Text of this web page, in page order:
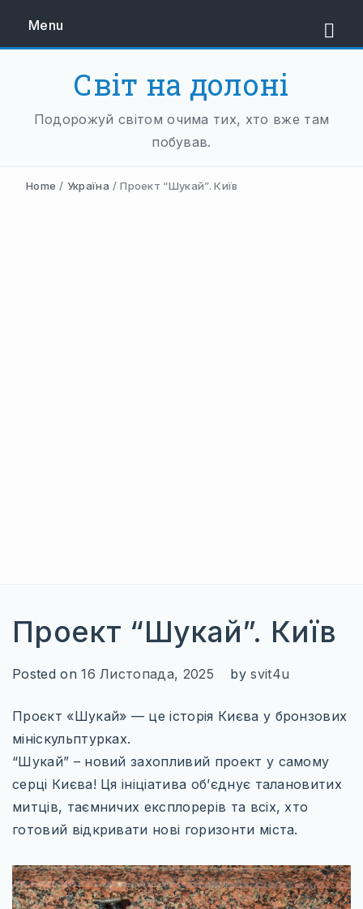
Menu
ЄВРОПА
ЗАХІДНА ЄВРОПА
НІДЕРЛАНДИ
ІСПАНІЯ
ІТАЛІЯ
ПІВНІЧНА ЄВРОПА
ВЕЛИКА БРИТАНІЯ
ФІНЛЯНДІЯ
СХІДНА ЄВРОПА
Світ на долоні
Подорожуй світом очима тих, хто вже там
побував.
Home / Україна / Проект “Шукай”. Київ
Проект “Шукай”. Київ
Posted on16 Листопада, 2025 bysvit4u
Проєкт «Шукай» — це історія Києва у бронзових
мініскульптурках.
“Шукай” – новий захопливий проект у самому
серці Києва! Ця ініціатива об’єднує талановитих
митців, таємничих експлорерів та всіх, хто
готовий відкривати нові горизонти міста.